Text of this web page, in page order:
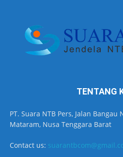
TENTANG
PT. Suara NTB Pers, Jalan Bangau
Mataram, Nusa Tenggara Barat
Contact us: